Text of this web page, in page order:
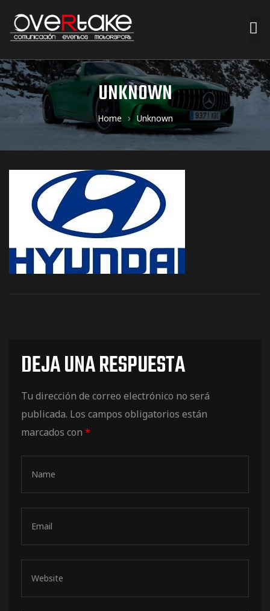
UNKNOWN
Home Unknown
DEJA UNA RESPUESTA
Tu dirección de correo electrónico no será
publicada. Los campos obligatorios están
marcados con *